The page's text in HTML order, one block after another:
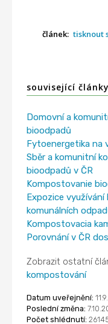
článek: tisknout
související
Domovní a
bioodpadů
Fytoenergetika na
Sběr a komunitní
bioodpadů v ČR
Kompostovanie
Expozice
komunálních
Kompostovacia
Porovnání v ČR
Zobrazit ostatní
kompostování
Datum uveřejnění:
Poslední změna:
Počet shlédnutí: